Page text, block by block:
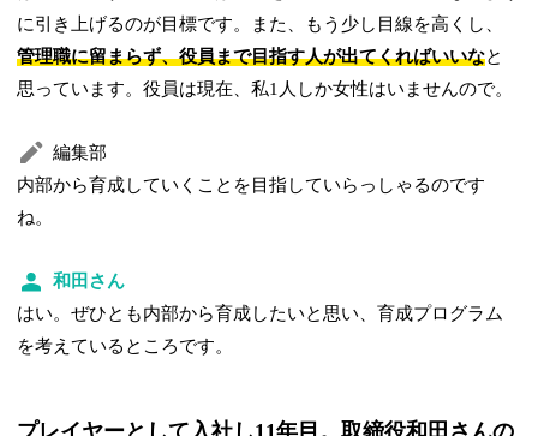
に引き上げるのが目標です。また、もう少し目線を高くし、
管理職に留まらず、役員まで目指す人が出てくればいいなと
思っています。役員は現在、私1人しか女性はいませんので。
編集部
内部から育成していくことを目指していらっしゃるのです
ね。
和田さん
はい。ぜひとも内部から育成したいと思い、育成プログラム
を考えているところです。
プレイヤーとして入社し11年目。取締役和田さんの